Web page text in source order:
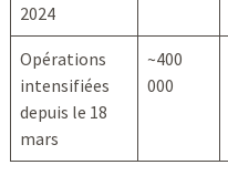
2024
Opérations
intensifiées
depuis le 18
mars
~400
000